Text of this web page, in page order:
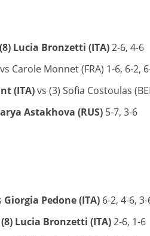
(8) Lucia Bronzetti (ITA)2-6, 4-6
Carole Monnet (FRA) 1-6, 6-2,
(ITA)vs (3) Sofia Costoulas
Astakhova (RUS)5-7, 3-6
Giorgia Pedone (ITA)6-2, 4-6, 3-
(8) Lucia Bronzetti (ITA)2-6, 1-6